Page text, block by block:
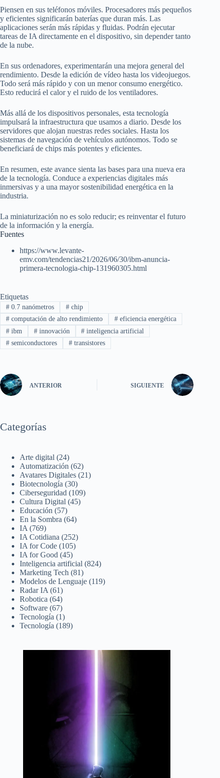
Piensen en sus teléfonos móviles. Procesadores más pequeños
y eficientes significarán baterías que duran más. Las
aplicaciones serán más rápidas y fluidas. Podrán ejecutar
tareas de IA directamente en el dispositivo, sin depender tanto
de la nube.
En sus ordenadores, experimentarán una mejora general del
rendimiento. Desde la edición de vídeo hasta los videojuegos.
Todo será más rápido y con un menor consumo energético.
Esto reducirá el calor y el ruido de los ventiladores.
Más allá de los dispositivos personales, esta tecnología
impulsará la infraestructura que usamos a diario. Desde los
servidores que alojan nuestras redes sociales. Hasta los
sistemas de navegación de vehículos autónomos. Todo se
beneficiará de chips más potentes y eficientes.
En resumen, este avance sienta las bases para una nueva era
de la tecnología. Conduce a experiencias digitales más
inmersivas y a una mayor sostenibilidad energética en la
industria.
La miniaturización no es solo reducir; es reinventar el futuro
de la información y la energía.
Fuentes
https://www.levante-
emv.com/tendencias21/2026/06/30/ibm-anuncia-
primera-tecnologia-chip-131960305.html
Etiquetas
#0.7 nanómetros #chip
#computación de alto rendimiento #eficiencia energética
#ibm #innovación # inteligencia artificial
#semiconductores #transistores
ANTERIOR SIGUIENTE
Categorías
Arte digital (24)
Automatización (62)
Avatares Digitales (21)
Biotecnología (30)
Ciberseguridad (109)
Cultura Digital (45)
Educación (57)
En la Sombra (64)
IA (769)
IA Cotidiana (252)
IA for Code (105)
IA for Good (45)
Inteligencia artificial (824)
Marketing Tech (81)
Modelos de Lenguaje (119)
Radar IA (61)
Robotica (64)
Software (67)
Tecnología (1)
Tecnología (189)